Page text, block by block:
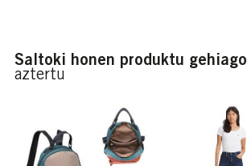
Saltoki honen produktu gehiago
aztertu